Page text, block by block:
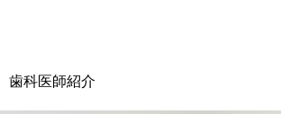
歯科医師紹介